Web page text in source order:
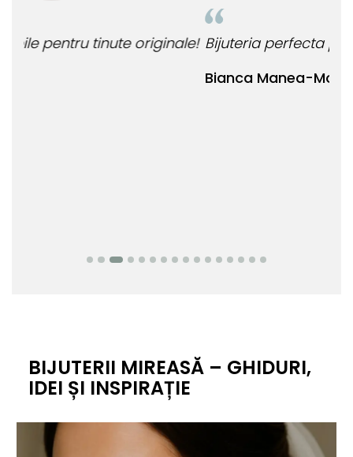
Bijuteria perfecta pentru ziua perfecta!
BIJUTERII MIREASĂ – GHIDURI,
IDEI ȘI INSPIRAȚIE